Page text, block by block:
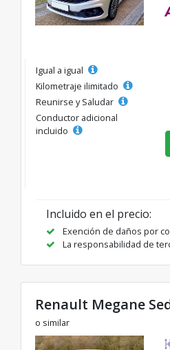
Igual a igual
Kilometraje ilimitado
Reunirse y Saludar
Conductor adicional
incluido
Incluido en el precio:
Exención de daños por
La responsabilidad de
Renault Megane
o similar